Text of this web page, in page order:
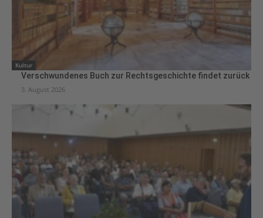
Kultur
Verschwundenes Buch zur Rechtsgeschichte findet zurück
3. August 2026